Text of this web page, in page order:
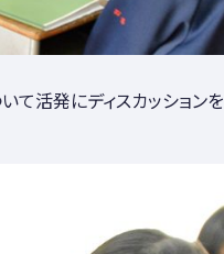
活発にディスカッショ